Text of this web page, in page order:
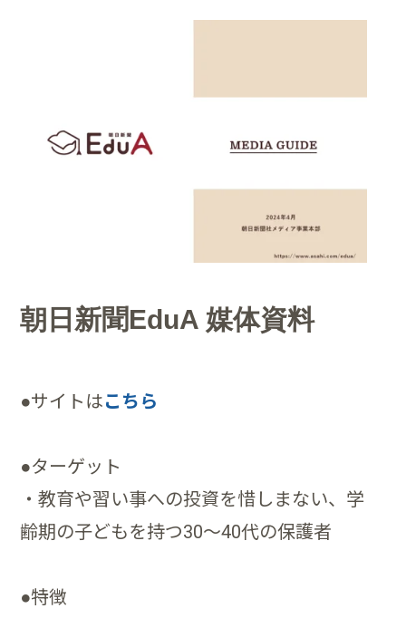
朝日新聞EduA 媒体資料
●サイトはこちら
●ターゲット
・教育や習い事への投資を惜しまない、学
齢期の子どもを持つ30～40代の保護者
●特徴